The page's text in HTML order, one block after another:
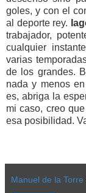
goles, y con el
al deporte rey.
trabajador,
cualquier
varias
de los grandes.
nada y menos
es, abriga la
mi caso, creo
esa posibilidad.
Manuel de la Torre